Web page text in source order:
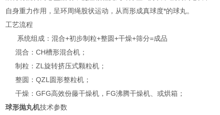
自身重力作用，呈环周绳股状运动，从而形成真球度*的球丸。
工艺流程
系统组成：混合+初步制粒+整圆+干燥+筛分=成品
混合：CH槽形混合机；
制粒：ZL旋转挤压式颗粒机；
整圆：QZL圆形整粒机；
干燥：GFG高效份藤干燥机，FG沸腾干燥机、或烘箱；
球形抛丸机技术参数